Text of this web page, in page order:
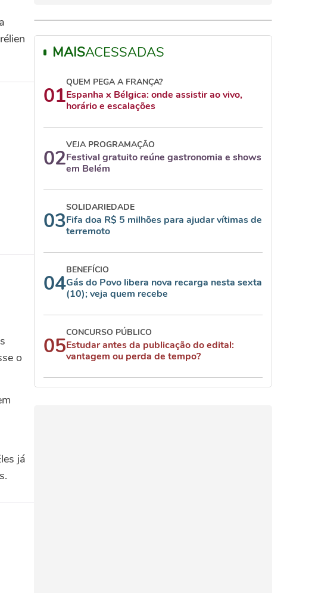
o
já
MAISACESSADAS
01
QUEM PEGA A FRANÇA?
Espanha x Bélgica: onde assistir ao vivo,
horário e escalações
02
VEJA PROGRAMAÇÃO
Festival gratuito reúne gastronomia e shows
em Belém
03
SOLIDARIEDADE
Fifa doa R$ 5 milhões para ajudar vítimas de
terremoto
04
BENEFÍCIO
Gás do Povo libera nova recarga nesta sexta
(10); veja quem recebe
05
CONCURSO PÚBLICO
Estudar antes da publicação do edital:
vantagem ou perda de tempo?